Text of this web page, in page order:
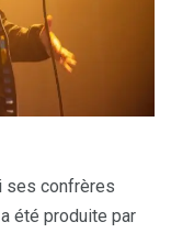
ses confrères
été produite par